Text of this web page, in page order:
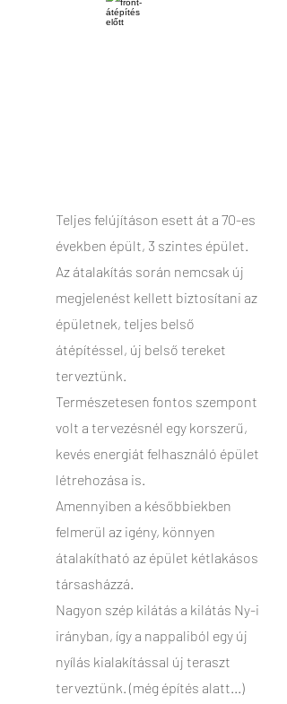
Teljes felújításon esett át a 70-es
években épült, 3 szintes épület.
Az átalakítás során nemcsak új
megjelenést kellett biztosítani az
épületnek, teljes belső
átépítéssel, új belső tereket
terveztünk.
Természetesen fontos szempont
volt a tervezésnél egy korszerű,
kevés energiát felhasználó épület
létrehozása is.
Amennyiben a későbbiekben
felmerül az igény, könnyen
átalakítható az épület kétlakásos
társasházzá.
Nagyon szép kilátás a kilátás Ny-i
irányban, így a nappaliból egy új
nyílás kialakítással új teraszt
terveztünk. (még építés alatt...)